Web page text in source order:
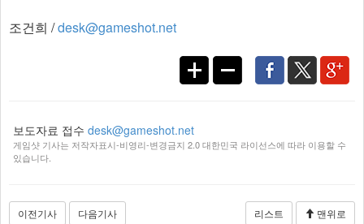
조건희 /desk@gameshot.net
보도자료 접수 desk@gameshot.net
게임샷 기사는 저작자표시-비영리-변경금지 2.0 대한민국 라이선스에 따라 이용할 수
있습니다.
이전기사 다음기사 리스트 맨위로